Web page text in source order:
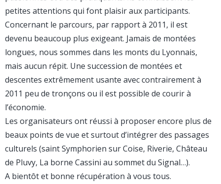
petites attentions qui font plaisir aux participants.
Concernant le parcours, par rapport à 2011, il est
devenu beaucoup plus exigeant. Jamais de montées
longues, nous sommes dans les monts du Lyonnais,
mais aucun répit. Une succession de montées et
descentes extrêmement usante avec contrairement à
2011 peu de tronçons ou il est possible de courir à
l’économie.
Les organisateurs ont réussi à proposer encore plus de
beaux points de vue et surtout d’intégrer des passages
culturels (saint Symphorien sur Coise, Riverie, Château
de Pluvy, La borne Cassini au sommet du Signal…).
A bientôt et bonne récupération à vous tous.